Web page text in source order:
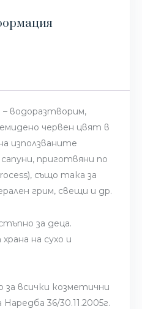
– водоразтворим,
червен цвят в
използваните
приготвяни по
също така за
грим, свещи и др.
за деца.
на сухо и
всички козметични
36/30.11.2005г.